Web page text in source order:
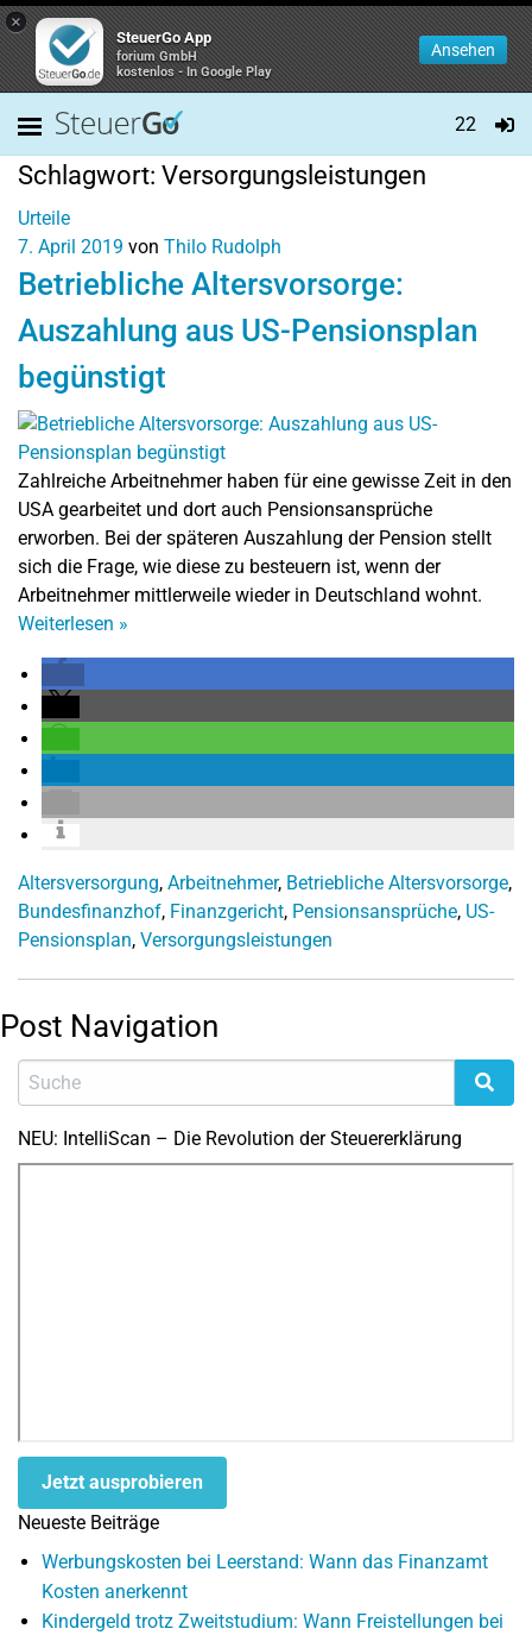
×
SteuerGo App
forium GmbH
kostenlos - In Google Play
Ansehen
22
Schlagwort: Versorgungsleistungen
Urteile
7. April 2019 von Thilo Rudolph
Betriebliche Altersvorsorge:
Auszahlung aus US-Pensionsplan
begünstigt
Zahlreiche Arbeitnehmer haben für eine gewisse Zeit in den
USA gearbeitet und dort auch Pensionsansprüche
erworben. Bei der späteren Auszahlung der Pension stellt
sich die Frage, wie diese zu besteuern ist, wenn der
Arbeitnehmer mittlerweile wieder in Deutschland wohnt.
Weiterlesen »
Altersversorgung, Arbeitnehmer, Betriebliche Altersvorsorge,
Bundesfinanzhof, Finanzgericht, Pensionsansprüche, US-
Pensionsplan, Versorgungsleistungen
Post Navigation
NEU: IntelliScan – Die Revolution der Steuererklärung
Jetzt ausprobieren
Neueste Beiträge
Werbungskosten bei Leerstand: Wann das Finanzamt
Kosten anerkennt
Kindergeld trotz Zweitstudium: Wann Freistellungen bei